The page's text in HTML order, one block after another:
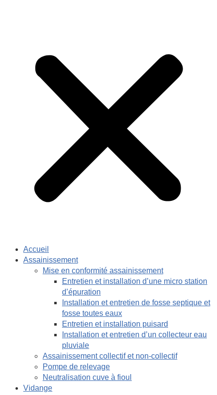
Accueil
Assainissement
Mise en conformité assainissement
Entretien et installation d’une micro station
d’épuration
Installation et entretien de fosse septique et
fosse toutes eaux
Entretien et installation puisard
Installation et entretien d’un collecteur eau
pluviale
Assainissement collectif et non-collectif
Pompe de relevage
Neutralisation cuve à fioul
Vidange